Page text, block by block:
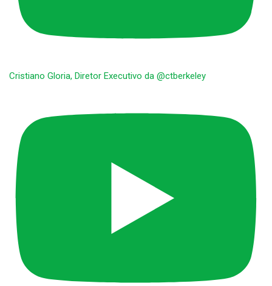
Cristiano Gloria, Diretor Executivo da @ctberkeley